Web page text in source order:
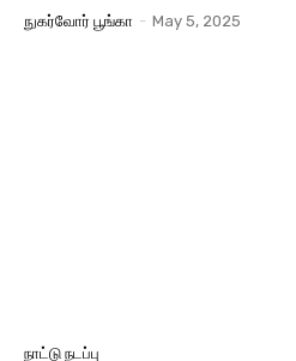
நுகர்வோர் பூங்கா - May 5, 2025
நாட்டு நடப்பு